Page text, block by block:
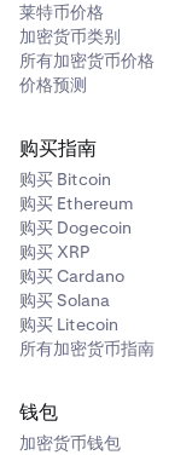
莱特币价格
加密货币类别
所有加密货币价格
价格预测
购买指南
购买 Bitcoin
购买 Ethereum
购买 Dogecoin
购买 XRP
购买 Cardano
购买 Solana
购买 Litecoin
所有加密货币指南
钱包
加密货币钱包